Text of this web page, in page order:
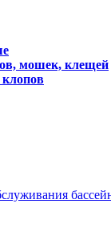
мошек, клещей
клопов